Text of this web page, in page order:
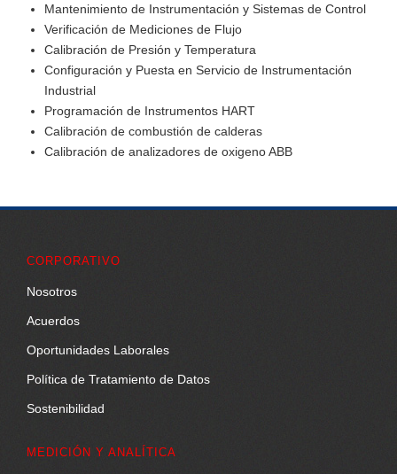
Mantenimiento de Instrumentación y Sistemas de Control
Verificación de Mediciones de Flujo
Calibración de Presión y Temperatura
Configuración y Puesta en Servicio de Instrumentación
Industrial
Programación de Instrumentos HART
Calibración de combustión de calderas
Calibración de analizadores de oxigeno ABB
CORPORATIVO
Nosotros
Acuerdos
Oportunidades Laborales
Política de Tratamiento de Datos
Sostenibilidad
MEDICIÓN Y ANALÍTICA